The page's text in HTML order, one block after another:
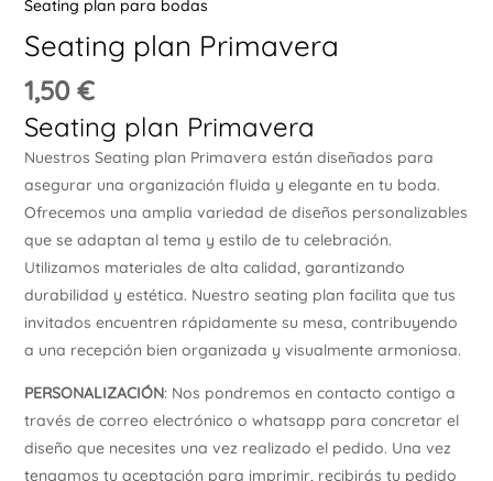
Seating plan para bodas
Seating plan Primavera
1,50 €
Seating plan Primavera
Nuestros Seating plan Primavera están diseñados para
asegurar una organización fluida y elegante en tu boda.
Ofrecemos una amplia variedad de diseños personalizables
que se adaptan al tema y estilo de tu celebración.
Utilizamos materiales de alta calidad, garantizando
durabilidad y estética. Nuestro seating plan facilita que tus
invitados encuentren rápidamente su mesa, contribuyendo
a una recepción bien organizada y visualmente armoniosa.
PERSONALIZACIÓN: Nos pondremos en contacto contigo a
través de correo electrónico o whatsapp para concretar el
diseño que necesites una vez realizado el pedido. Una vez
tengamos tu aceptación para imprimir, recibirás tu pedido